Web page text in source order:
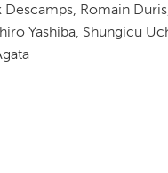
Romain
Yashiba, Shungicu